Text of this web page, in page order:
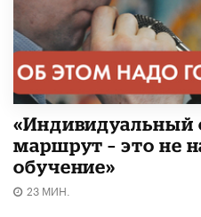
«Индивидуальный
маршрут – это не
обучение»
23 МИН.